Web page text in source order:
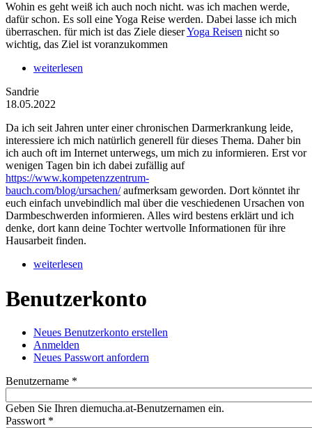
Wohin es geht weiß ich auch noch nicht. was ich machen werde,
dafür schon. Es soll eine Yoga Reise werden. Dabei lasse ich mich
überraschen. für mich ist das Ziele dieserYoga Reisen nicht so
wichtig, das Ziel ist voranzukommen
weiterlesen
Sandrie
18.05.2022
Da ich seit Jahren unter einer chronischen Darmerkrankung leide,
interessiere ich mich natürlich generell für dieses Thema. Daher bin
ich auch oft im Internet unterwegs, um mich zu informieren. Erst vor
wenigen Tagen bin ich dabei zufällig auf
https://www.kompetenzzentrum-
bauch.com/blog/ursachen/aufmerksam geworden. Dort könntet ihr
euch einfach unvebindlich mal über die veschiedenen Ursachen von
Darmbeschwerden informieren. Alles wird bestens erklärt und ich
denke, dort kann deine Tochter wertvolle Informationen für ihre
Hausarbeit finden.
weiterlesen
Benutzerkonto
Haupt-Reiter
Neues Benutzerkonto erstellen
Anmelden
Neues Passwort anfordern
Benutzername *
Geben Sie Ihren diemucha.at-Benutzernamen ein.
Passwort *